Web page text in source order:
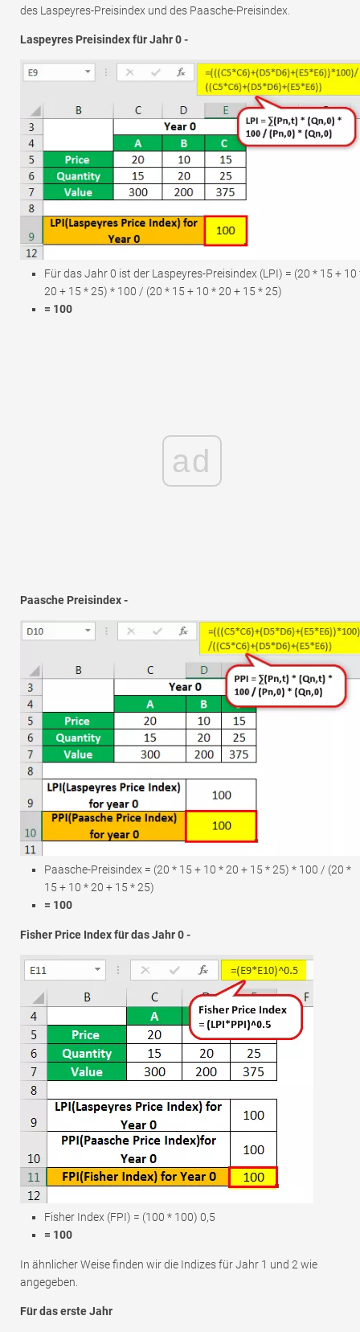
des Laspeyres-Preisindex und des Paasche-Preisindex.
Laspeyres Preisindex für Jahr 0 -
Für das Jahr 0 ist der Laspeyres-Preisindex (LPI) = (20 * 15 + 10
20 + 15 * 25) * 100 / (20 * 15 + 10 * 20 + 15 * 25)
= 100
ad
Paasche Preisindex -
Paasche-Preisindex = (20 * 15 + 10 * 20 + 15 * 25) * 100 / (20 *
15 + 10 * 20 + 15 * 25)
= 100
Fisher Price Index für das Jahr 0 -
Fisher Index (FPI) = (100 * 100) 0,5
= 100
In ähnlicher Weise finden wir die Indizes für Jahr 1 und 2 wie
angegeben.
Für das erste Jahr